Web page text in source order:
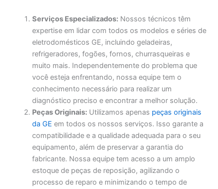
Serviços Especializados: Nossos técnicos têm
expertise em lidar com todos os modelos e séries de
eletrodomésticos GE, incluindo geladeiras,
refrigeradores, fogões, fornos, churrasqueiras e
muito mais. Independentemente do problema que
você esteja enfrentando, nossa equipe tem o
conhecimento necessário para realizar um
diagnóstico preciso e encontrar a melhor solução.
Peças Originais: Utilizamos apenas peças originais
da GE em todos os nossos serviços. Isso garante a
compatibilidade e a qualidade adequada para o seu
equipamento, além de preservar a garantia do
fabricante. Nossa equipe tem acesso a um amplo
estoque de peças de reposição, agilizando o
processo de reparo e minimizando o tempo de